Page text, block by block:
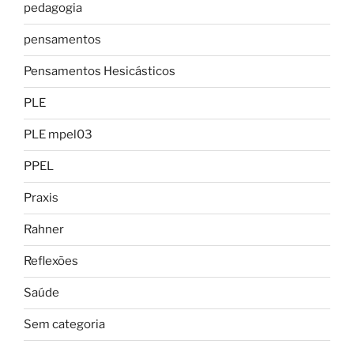
pedagogia
pensamentos
Pensamentos Hesicásticos
PLE
PLE mpel03
PPEL
Praxis
Rahner
Reflexões
Saúde
Sem categoria